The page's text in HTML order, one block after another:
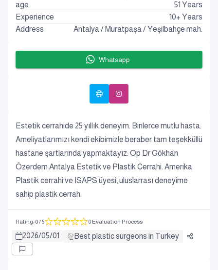
Estetik cerrahide 25 yıllık deneyim. Binlerce mutlu hasta.
Ameliyatlarımızı kendi ekibimizle beraber tam teşekküllü
hastane şartlarında yapmaktayız. Op Dr Gökhan
Özerdem Antalya Estetik ve Plastik Cerrahi. Amerika
Plastik cerrahi ve ISAPS üyesi, uluslarrası deneyime
sahip plastik cerrah.
Rating: 0/ 5 0 Evaluation Process
2026/05/01 Best plastic surgeons in Turkey
age
51 Years
Experience
10+ Years
Address
Antalya/ Muratpaşa/Yeşilbahçe mah.
Whatsapp